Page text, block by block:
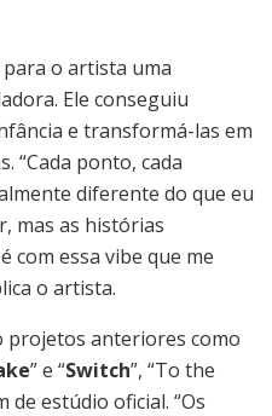
o artista uma
Ele conseguiu
e transformá-las em
“Cada ponto, cada
diferente do que eu
mas as histórias
com essa vibe que me
o artista.
projetos anteriores como
” e “Switch”, “To the
estúdio oficial. “Os